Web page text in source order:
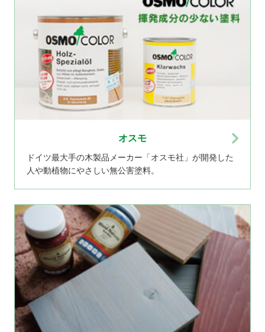
オスモ
ドイツ最大手の木製品メーカー「オスモ社」が開発した
人や動植物にやさしい無公害塗料。